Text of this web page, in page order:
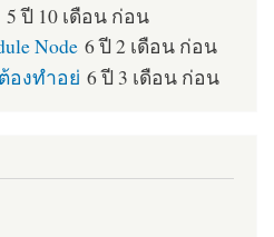
5 ปี 10 เดือน ก่อน
Node 6 ปี 2 เดือน ก่อน
องทำอย่ 6 ปี 3 เดือน ก่อน